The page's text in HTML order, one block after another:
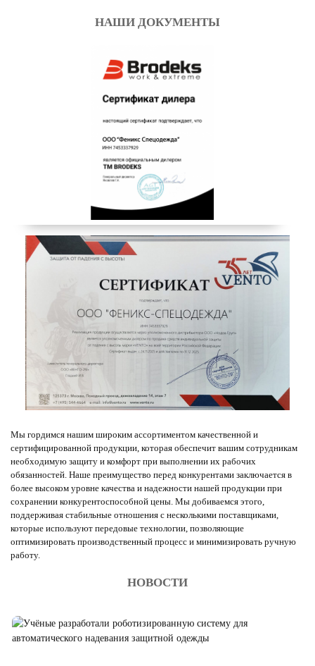
НАШИ ДОКУМЕНТЫ
Мы гордимся нашим широким ассортиментом качественной и
сертифицированной продукции, которая обеспечит вашим сотрудникам
необходимую защиту и комфорт при выполнении их рабочих
обязанностей. Наше преимущество перед конкурентами заключается в
более высоком уровне качества и надежности нашей продукции при
сохранении конкурентоспособной цены. Мы добиваемся этого,
поддерживая стабильные отношения с несколькими поставщиками,
которые используют передовые технологии, позволяющие
оптимизировать производственный процесс и минимизировать ручную
работу.
НОВОСТИ